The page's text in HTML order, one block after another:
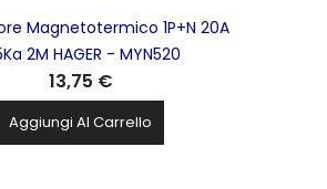
Magnetotermico 1P+N 20A
2M HAGER - MYN520
13,75 €
Aggiungi Al Carrello